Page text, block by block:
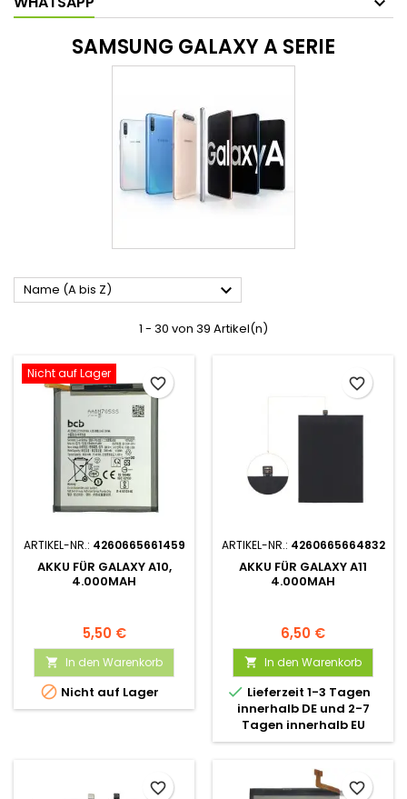
SAMSUNG GALAXY A SERIE
Name (A bis Z) 
1 - 30 von 39 Artikel(n)
Nicht auf Lager
ARTIKEL-NR.: 4260665661459
AKKU FÜR GALAXY A10,
4.000MAH
5,50 €
 In den Warenkorb
 Nicht auf Lager
favorite_border
ARTIKEL-NR.: 4260665664832
AKKU FÜR GALAXY A11
4.000MAH
6,50 €
 In den Warenkorb
 Lieferzeit 1-3 Tagen
innerhalb DE und 2-7
Tagen innerhalb EU
favorite_border
favorite_border favorite_border